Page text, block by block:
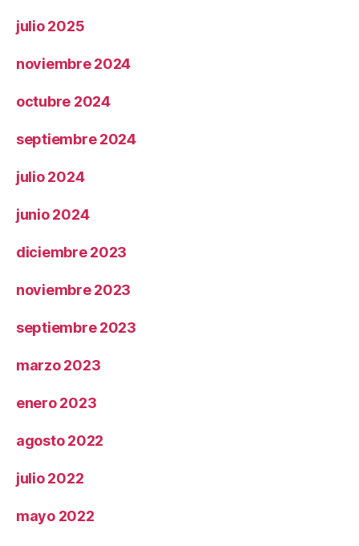
julio 2025
noviembre 2024
octubre 2024
septiembre 2024
julio 2024
junio 2024
diciembre 2023
noviembre 2023
septiembre 2023
marzo 2023
enero 2023
agosto 2022
julio 2022
mayo 2022